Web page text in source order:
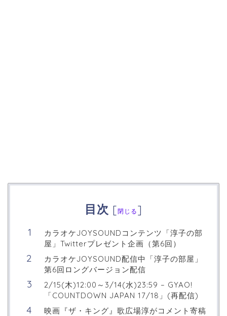
目次 [閉じる ]
カラオケJOYSOUNDコンテンツ「淳子の部
屋」Twitterプレゼント企画（第6回）
カラオケJOYSOUND配信中「淳子の部屋」
第6回ロングバージョン配信
2/15(木)12:00～3/14(水)23:59 – GYAO!
「COUNTDOWN JAPAN 17/18」(再配信)
映画『ザ・キング』歌広場淳がコメント寄稿